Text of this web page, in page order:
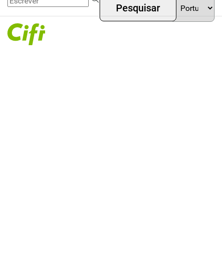
Passar
para o
conteúdo
principal
Menú
superior
Gestão
de ativos
your
language